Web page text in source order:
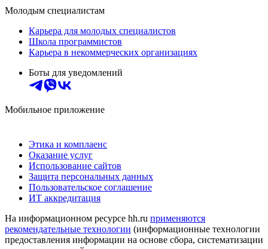
Молодым специалистам
Карьера для молодых специалистов
Школа программистов
Карьера в некоммерческих организациях
Боты для уведомлений
Мобильное приложение
Этика и комплаенс
Оказание услуг
Использование сайтов
Защита персональных данных
Пользовательское соглашение
ИТ аккредитация
На информационном ресурсе hh.ru применяются
рекомендательные технологии (информационные технологии
предоставления информации на основе сбора, систематизации